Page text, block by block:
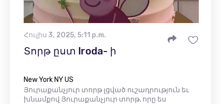
Հուլիս 3, 2025, 5:11 p.m.
Տորթ ըստ Iroda- ի
New York NY US
Յուրաքանչյուր տորթ լցված ուշադրություն եւ
խնամքով Յուրաքանչյուր տորթ, որը ես